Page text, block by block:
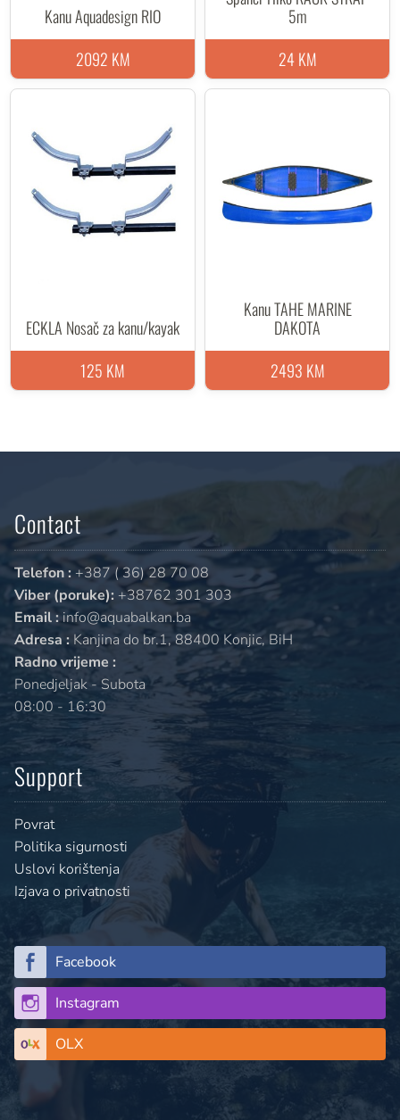
Kanu Aquadesign RIO
2092 KM
5m
24 KM
ECKLA Nosač za kanu/kayak
125 KM
Kanu TAHE MARINE
DAKOTA
2493 KM
Contact
Telefon : +387 ( 36) 28 70 08
Viber (poruke): +38762 301 303
Email :info@aquabalkan.ba
Adresa : Kanjina do br.1, 88400 Konjic, BiH
Radno vrijeme :
Ponedjeljak - Subota
08:00 - 16:30
Support
Povrat
Politika sigurnosti
Uslovi korištenja
Izjava o privatnosti
Facebook
Instagram
OLX